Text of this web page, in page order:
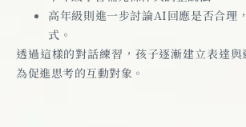
高年級則進一步討論AI回應是否合理
式。
透過這樣的對話練習，孩子逐漸建立表達
為促進思考的互動對象。